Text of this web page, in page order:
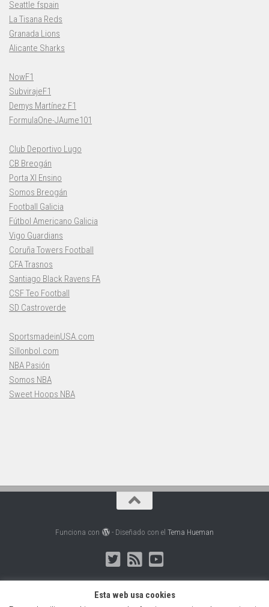
Seattle fspain
La Tisana Reds
Granada Lions
Alicante Sharks
NowF1
SubvirajeF1
Demys Martínez F1
FormulaOne-JAume101
Club Deportivo Lugo
CB Breogán
Porta XI Ensino
Somos Breogán
Football Galicia
Fútbol Americano Galicia
Vigo Guardians
Coruña Towers Football
CFA Trasnos
Santiago Black Ravens FA
CSF Teo Football
SD Castroverde
SportsmadeinUSA.com
Sillonbol.com
NBA Pasión
Somos NBA
Sweet Hoops NBA
Funciona con - Diseñado con el Tema Hueman
Esta web usa cookies